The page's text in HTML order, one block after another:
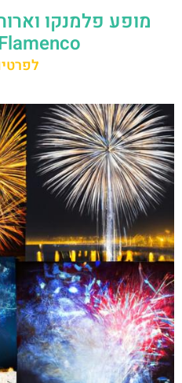
מופע פלמנקו